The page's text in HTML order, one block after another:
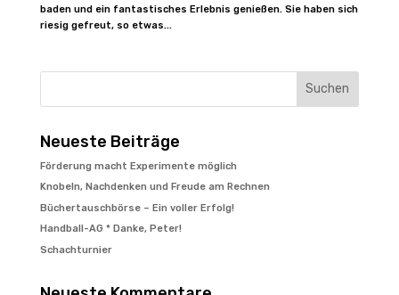
baden und ein fantastisches Erlebnis genießen. Sie haben sich
riesig gefreut, so etwas...
Suchen
Neueste Beiträge
Förderung macht Experimente möglich
Knobeln, Nachdenken und Freude am Rechnen
Büchertauschbörse – Ein voller Erfolg!
Handball-AG * Danke, Peter!
Schachturnier